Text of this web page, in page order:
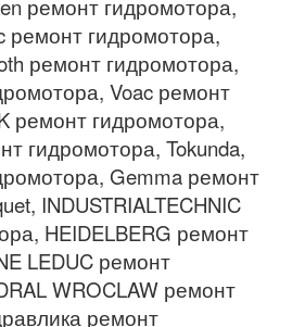
ремонт гидромотора,
ремонт гидромотора,
ремонт гидромотора,
Voac ремонт
ремонт гидромотора,
гидромотора, Tokunda,
Gemma ремонт
INDUSTRIALTECHNIC
HEIDELBERG ремонт
LEDUC ремонт
WROCLAW ремонт
ремонт